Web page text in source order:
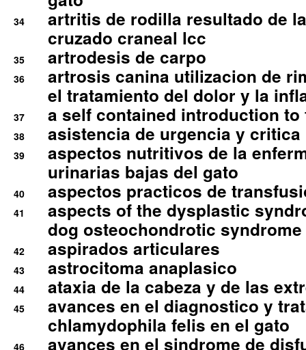
34
artritis de rodilla resultado de
cruzado craneal lcc
35 artrodesis de carpo
36
artrosis canina utilizacion de
el tratamiento del dolor y la
37 a self contained introduction
38 asistencia de urgencia y
39
aspectos nutritivos de la
urinarias bajas del gato
40 aspectos practicos de
41
aspects of the dysplastic
dog osteochondrotic syndrome
42 aspirados articulares
43 astrocitoma anaplasico
44 ataxia de la cabeza y de las
45
avances en el diagnostico y
chlamydophila felis en el gato
46
avances en el sindrome de